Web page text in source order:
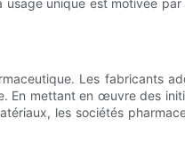
unique est motivée
Les fabricants
En mettant en œuvre des
les sociétés